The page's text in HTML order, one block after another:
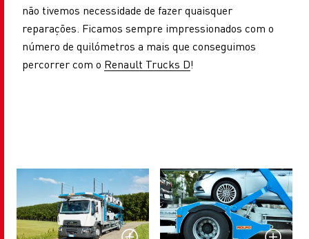
não tivemos necessidade de fazer quaisquer
reparações. Ficamos sempre impressionados com o
número de quilómetros a mais que conseguimos
percorrer com o Renault Trucks D!